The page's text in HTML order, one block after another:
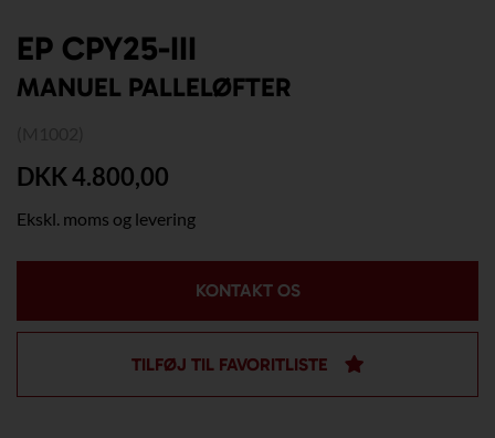
EP CPY25-III
MANUEL PALLELØFTER
DKK 4.800,00
Ekskl. moms og levering
KONTAKT OS
TILFØJ TIL FAVORITLISTE